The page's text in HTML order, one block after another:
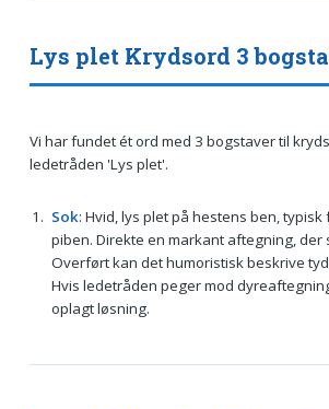
Lys plet Krydsord 3
Vi har fundet ét ord med 3 bogstaver til
ledetråden 'Lys plet'.
Sok: Hvid, lys plet på hestens ben, typisk
piben. Direkte en markant aftegning, der
Overført kan det humoristisk beskrive
Hvis ledetråden peger mod
oplagt løsning.